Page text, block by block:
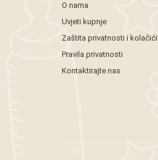
O nama
Uvjeti kupnje
Zaštita privatnosti i kolačići
Pravila privatnosti
Kontaktirajte nas